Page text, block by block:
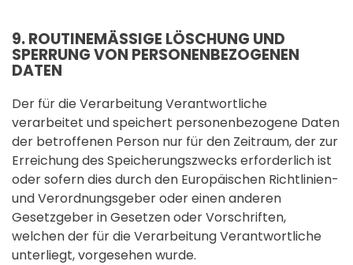
9. ROUTINEMÄSSIGE LÖSCHUNG UND S
PERRUNG VON PERSONENBEZOGENEN D
ATEN
Der für die Verarbeitung Verantwortliche
verarbeitet und speichert personenbezogene Daten
der betroffenen Person nur für den Zeitraum, der zur
Erreichung des Speicherungszwecks erforderlich ist
oder sofern dies durch den Europäischen Richtlinien-
und Verordnungsgeber oder einen anderen
Gesetzgeber in Gesetzen oder Vorschriften,
welchen der für die Verarbeitung Verantwortliche
unterliegt, vorgesehen wurde.